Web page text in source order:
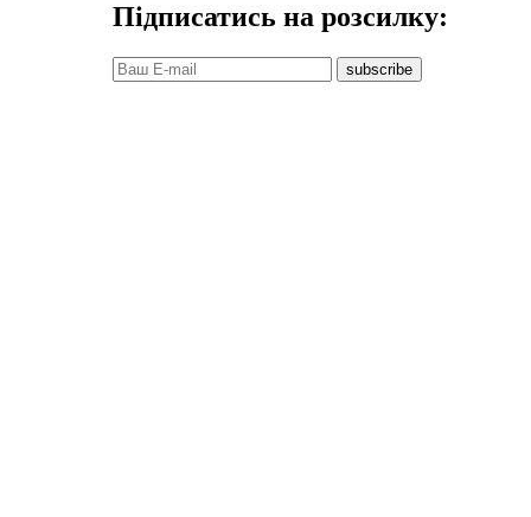
Підписатись на розсилку:
subscribe